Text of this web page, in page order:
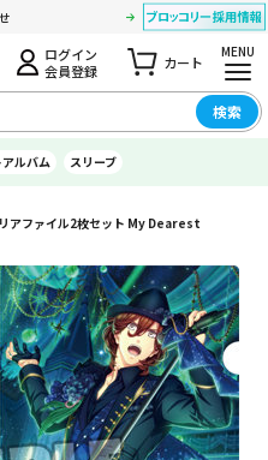
ログイン
会員登録
カート
MENU
検索
ルバム スリーブ
ファイル2枚セット My Dearest